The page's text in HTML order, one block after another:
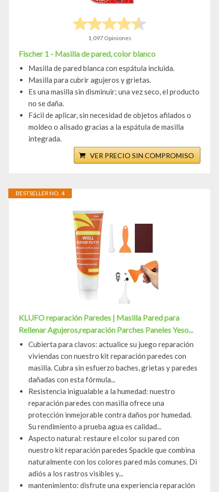
1,097 Opiniones
Fischer 1 - Masilla de pared, color blanco
Masilla de pared blanca con espátula incluida.
Masilla para cubrir agujeros y grietas.
Es una masilla sin disminuir; una vez seco, el producto
no se daña.
Fácil de aplicar, sin necesidad de objetos afilados o
moldeo o alisado gracias a la espátula de masilla
integrada.
VER PRECIO SIN COMPROMISO
BESTSELLER NO. 4
KLUFO reparación Paredes | Masilla Pared para
Rellenar Agujeros,reparación Parches Paneles Yeso...
Cubierta para clavos: actualice su juego reparación
viviendas con nuestro kit reparación paredes con
masilla. Cubra sin esfuerzo baches, grietas y paredes
dañadas con esta fórmula...
Resistencia inigualable a la humedad: nuestro
reparación paredes con masilla ofrece una
protección inmejorable contra daños por humedad.
Su rendimiento a prueba agua es calidad...
Aspecto natural: restaure el color su pared con
nuestro kit reparación paredes Spackle que combina
naturalmente con los colores pared más comunes. Di
adiós a los rastros visibles y...
mantenimiento: disfrute una experiencia reparación